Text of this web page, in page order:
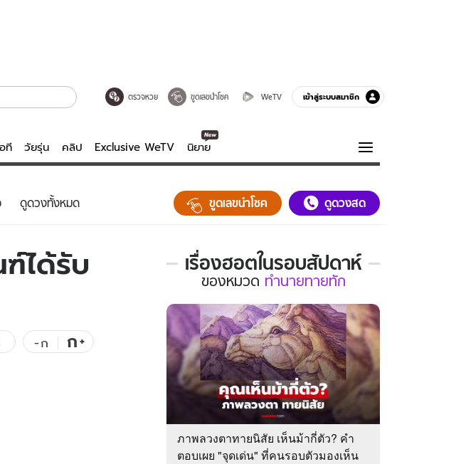
ตรวจหวย ขูดเลขนำโชค WeTV เข้าสู่ระบบสมาชิก
ที วัยรุ่น คลิป Exclusive WeTV นิยาย
เกมส์
ดูทีวี
ความรู้รอบตัว
ฮาวทู
ดูดวงทั้งหมด ขูดเลขนำโชค ดูดวงสด
ได้รับ
-ก ก+
เรื่องฮอตในรอบสัปดาห์
เรื่อง
ใน
รอบ
สัปดาห์
ของ
หมวด
ทำนาย
ทาย
ของหมวด ทำนายทายทัก
ภาพลวงตาทายนิสัย เห็นม้ากี่ตัว? คำ
ตอบเผย "จุดเด่น" ที่คนรอบตัวมองเห็น